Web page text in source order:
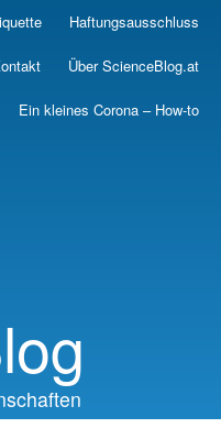
Haftungsausschluss
Über ScienceBlog.at
Ein kleines Corona – How-to